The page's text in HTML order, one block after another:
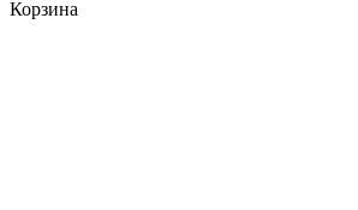
Корзина